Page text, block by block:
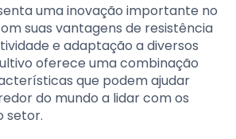
uma inovação importante no
suas vantagens de resistência
e adaptação a diversos
oferece uma combinação
que podem ajudar
do mundo a lidar com os
setor.